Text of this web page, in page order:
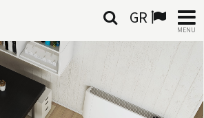
GR
MENU